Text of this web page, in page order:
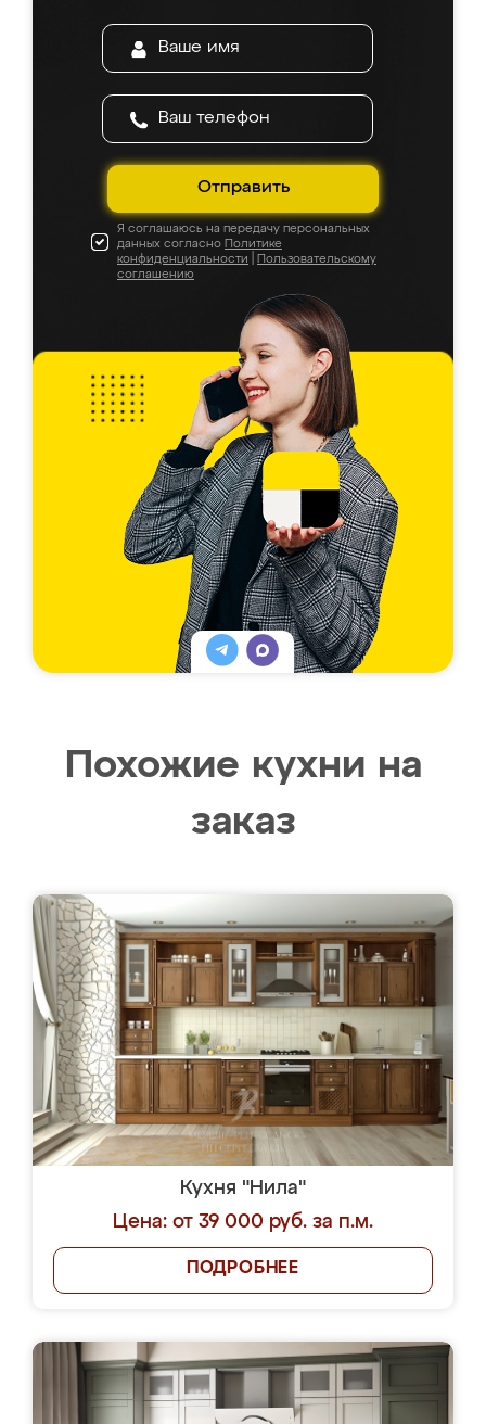
Отправить
Я соглашаюсь на передачу персональных
данных согласно Политике
конфиденциальности
Пользовательскому
соглашению
Похожие кухни на
заказ
Кухня "Нила"
Цена: от 39 000 руб. за п.м.
ПОДРОБНЕЕ